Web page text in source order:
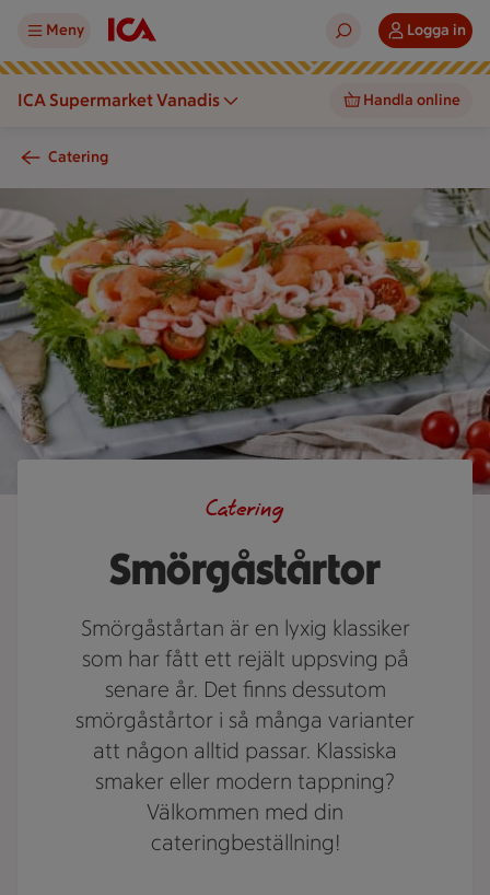
Meny Logga in
ICA Supermarket Vanadis Handla online
Catering
En smörgåstårta med skaldjur och grönsaker står på ett
Smörgåstårtor
Catering
Smörgåstårtan är en lyxig klassiker
som har fått ett rejält uppsving på
senare år. Det finns dessutom
smörgåstårtor i så många varianter
att någon alltid passar. Klassiska
smaker eller modern tappning?
Välkommen med din
cateringbeställning!